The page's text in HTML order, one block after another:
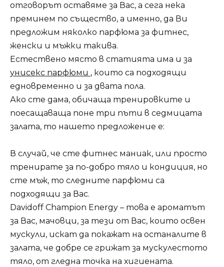
отговорът оставяме за Вас, а сега нека
преминем по същество, а именно, да Ви
предложим няколко парфюма за фитнес,
женски и мъжки такива.
Естествено място в статията има и за
унисекс парфюми , които са подходящи
едновременно и за двата пола.
Ако сте дама, обичаща тренировките и
поесащаваща поне три пъти в седмицата
залата, то нашето предложение е:
В случай, че сте фитнес маниак, или просто
тренирате за по-добро тяло и кондиция, но
сте мъж, то следните парфюми са
подходящи за Вас.
Davidoff Champion Energy – това е ароматът
за Вас, мачовци, за тези от Вас, които освен
мускули, искат да покажат на останалите в
залата, че добре се грижат за мускулестото
тяло, от гледна точка на хигиената.